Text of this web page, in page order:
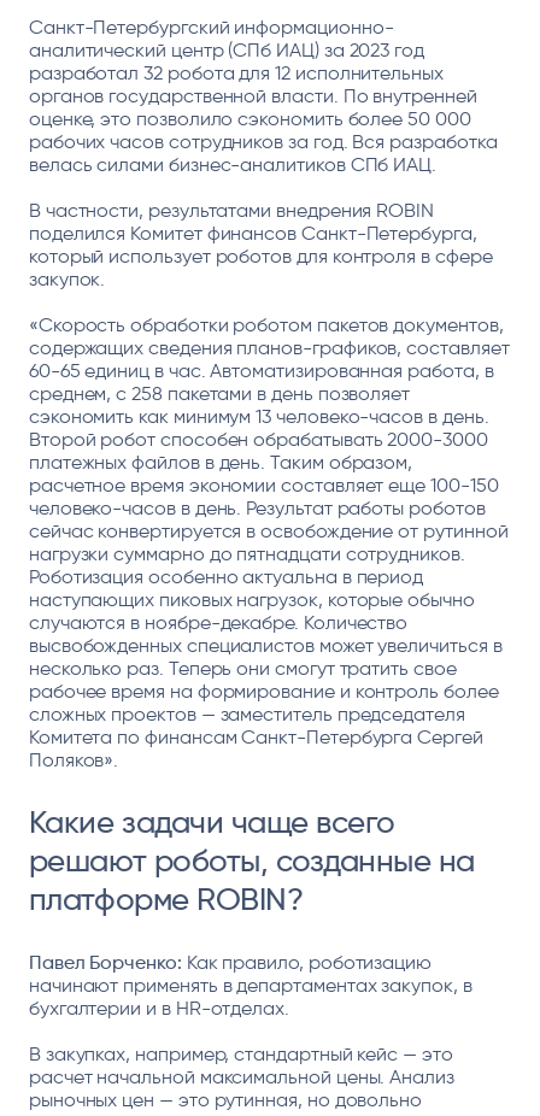
Санкт-Петербургский информационно-
аналитический центр (СПб ИАЦ) за 2023 год
разработал 32 робота для 12 исполнительных
органов государственной власти. По внутренней
оценке, это позволило сэкономить более 50 000
рабочих часов сотрудников за год. Вся разработка
велась силами бизнес-аналитиков СПб ИАЦ.
В частности, результатами внедрения ROBIN
поделился Комитет финансов Санкт-Петербурга,
который использует роботов для контроля в сфере
закупок.
«Скорость обработки роботом пакетов документов,
содержащих сведения планов-графиков, составляет
60-65 единиц в час. Автоматизированная работа, в
среднем, с 258 пакетами в день позволяет
сэкономить как минимум 13 человеко-часов в день.
Второй робот способен обрабатывать 2000-3000
платежных файлов в день. Таким образом,
расчетное время экономии составляет еще 100-150
человеко-часов в день. Результат работы роботов
сейчас конвертируется в освобождение от рутинной
нагрузки суммарно до пятнадцати сотрудников.
Роботизация особенно актуальна в период
наступающих пиковых нагрузок, которые обычно
случаются в ноябре-декабре. Количество
высвобожденных специалистов может увеличиться в
несколько раз. Теперь они смогут тратить свое
рабочее время на формирование и контроль более
сложных проектов — заместитель председателя
Комитета по финансам Санкт-Петербурга Сергей
Поляков».
Какие задачи чаще всего
решают роботы, созданные на
платформе ROBIN?
Павел Борченко: Как правило, роботизацию
начинают применять в департаментах закупок, в
бухгалтерии и в HR-отделах.
В закупках, например, стандартный кейс — это
расчет начальной максимальной цены. Анализ
рыночных цен — это рутинная, но довольно